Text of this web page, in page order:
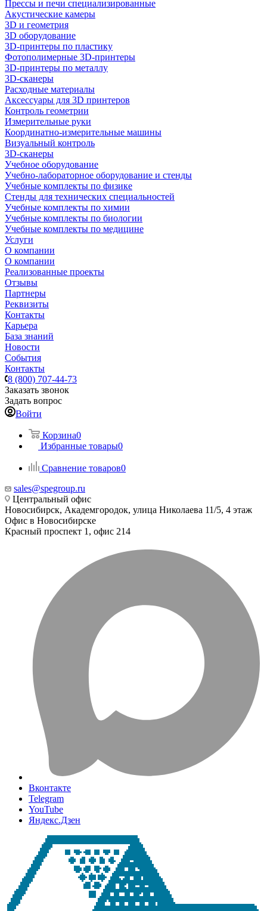
Прессы и печи специализированные
Акустические камеры
3D и геометрия
3D оборудование
3D-принтеры по пластику
Фотополимерные 3D-принтеры
3D-принтеры по металлу
3D-сканеры
Расходные материалы
Аксессуары для 3D принтеров
Контроль геометрии
Измерительные руки
Координатно-измерительные машины
Визуальный контроль
3D-сканеры
Учебное оборудование
Учебно-лабораторное оборудование и стенды
Учебные комплекты по физике
Стенды для технических специальностей
Учебные комплекты по химии
Учебные комплекты по биологии
Учебные комплекты по медицине
Услуги
О компании
О компании
Реализованные проекты
Отзывы
Партнеры
Реквизиты
Контакты
Карьера
База знаний
Новости
События
Контакты
8 (800) 707-44-73
Заказать звонок
Задать вопрос
Войти
Корзина0
Избранные товары0
Сравнение товаров0
sales@spegroup.ru
Центральный офис
Новосибирск, Академгородок, улица Николаева 11/5, 4 этаж
Офис в Новосибирске
Красный проспект 1, офис 214
Вконтакте
Telegram
YouTube
Яндекс.Дзен